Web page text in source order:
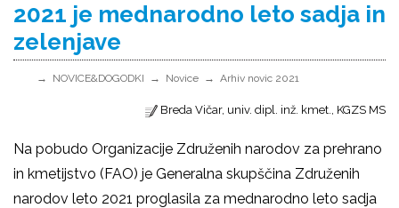
2021 je mednarodno leto sadja in
zelenjave
NOVICE&DOGODKI Novice Arhiv novic 2021
Breda Vičar, univ. dipl. inž. kmet., KGZS MS
Na pobudo Organizacije Združenih narodov za prehrano
in kmetijstvo (FAO) je Generalna skupščina Združenih
narodov leto 2021 proglasila za mednarodno leto sadja